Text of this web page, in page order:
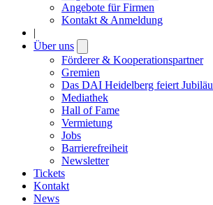
Angebote für Firmen
Kontakt & Anmeldung
|
Über uns
submenu
Förderer & Kooperationspartner
Gremien
Das DAI Heidelberg feiert
Mediathek
Hall of Fame
Vermietung
Jobs
Barrierefreiheit
Newsletter
Tickets
Kontakt
News